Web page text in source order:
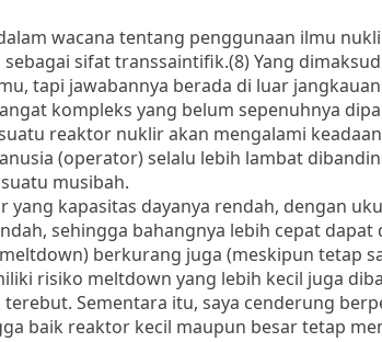
wacana tentang penggunaan ilmu
sifat transsaintifik.(8) Yang
tapi jawabannya berada di luar
kompleks yang belum sepenuhnya
reaktor nuklir akan mengalami
(operator) selalu lebih lambat
musibah.
kapasitas dayanya rendah, dengan
sehingga bahangnya lebih cepat
berkurang juga (meskipun tetap
risiko meltdown yang lebih kecil juga
Sementara itu, saya cenderung
baik reaktor kecil maupun besar tetap